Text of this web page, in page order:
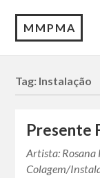
MMPMA
Tag: Instalação
Presente
Artista: Rosana
Colagem/